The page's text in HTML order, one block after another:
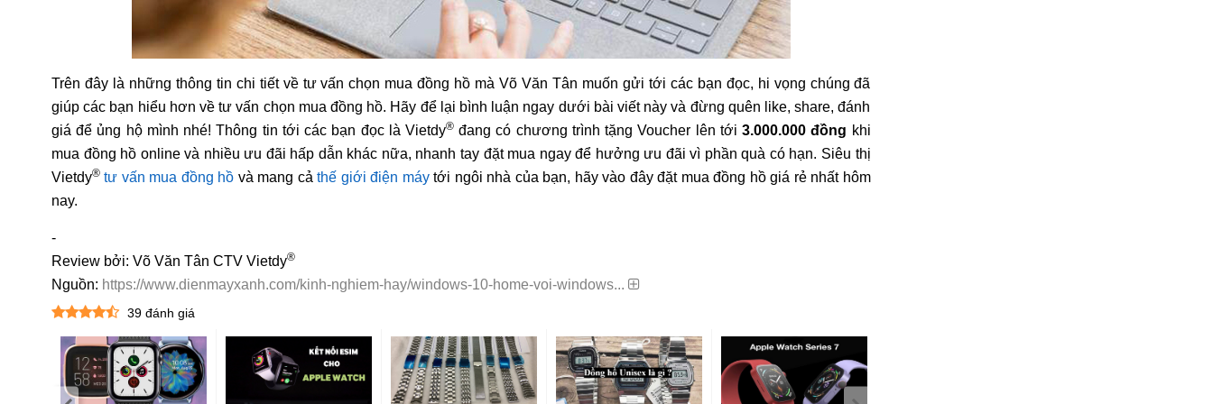
Trên đây là những thông tin chi tiết về tư vấn chọn mua đồng hồ mà Võ Văn Tân muốn gửi tới các bạn đọc, hi vọng chúng đã
giúp các bạn hiểu hơn về tư vấn chọn mua đồng hồ. Hãy để lại bình luận ngay dưới bài viết này và đừng quên like, share, đánh
giá để ủng hộ mình nhé! Thông tin tới các bạn đọc là Vietdy®đang có chương trình tặng Voucher lên tới3.000.000 đồng khi
mua đồng hồ online và nhiều ưu đãi hấp dẫn khác nữa, nhanh tay đặt mua ngay để hưởng ưu đãi vì phần quà có hạn. Siêu thị
Vietdy® tư vấn mua đồng hồ và mang cảthế giới điện máytới ngôi nhà của bạn, hãy vào đây đặt mua đồng hồ giá rẻ nhất hôm
nay.
-
Review bởi: Võ Văn Tân CTV Vietdy®
Nguồn: https://www.dienmayxanh.com/kinh-nghiem-hay/windows-10-home-voi-windows...
39 đánh giá